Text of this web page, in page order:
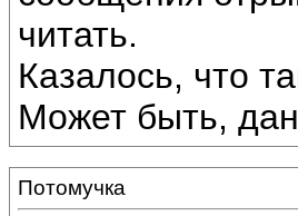
читать.
Казалось, что
Может быть,
Потомучка